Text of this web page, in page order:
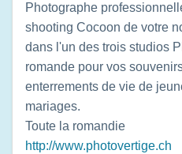
Photographe
shooting Cocoon de votre
dans l'un des trois studios
romande pour vos
enterrements de vie de
mariages.
Toute la romandie
http://www.photovertige.ch